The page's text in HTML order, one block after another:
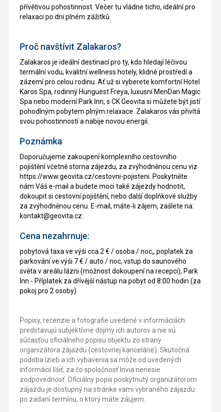
přívětivou pohostinnost. Večer tu vládne ticho, ideální pro
relaxaci po dni plném zážitků.
Proč navštívit Zalakaros?
Zalakaros je ideální destinací pro ty, kdo hledají léčivou
termální vodu, kvalitní wellness hotely, klidné prostředí a
zázemí pro celou rodinu. Ať už si vyberete komfortní Hotel
Karos Spa, rodinný Hunguest Freya, luxusní MenDan Magic
Spa nebo moderní Park Inn, s CK Geovita si můžete být jistí
pohodlným pobytem plným relaxace. Zalakaros vás přivítá
svou pohostinností a nabije novou energií.
Poznámka
Doporučujeme zakoupení komplexního cestovního
pojištění včetně storna zájezdu, za zvýhodněnou cenu viz
https://www.geovita.cz/cestovni-pojisteni. Poskytněte
nám Váš e-mail a budete moci také zájezdy hodnotit,
dokoupit si cestovní pojištění, nebo další doplňkové služby
za zvýhodněnou cenu. E-mail, máte-li zájem, zašlete na:
kontakt@geovita.cz.
Cena nezahrnuje:
pobytová taxa ve výši cca 2 € / osoba / noc,, poplatek za
parkování ve výši 7 € / auto / noc, vstup do saunového
světa v areálu lázni (možnost dokoupení na recepci), Park
Inn - Příplatek za dřívější nástup na pobyt od 8:00 hodin (za
pokoj pro 2 osoby)
Popisy, recenzie a fotografie uvedené v informáciách
predstavujú subjektívne dojmy ich autorov a nie sú
súčasťou oficiálneho popisu objektu zo strany
organizátora zájazdu (cestovnej kancelárie). Skutočná
podoba izieb a ich vybavenia sa môže od uvedených
informácií líšiť, za čo spoločnosť Invia nenesie
zodpovednosť. Oficiálny popis poskytnutý organizátorom
zájazdu je dostupný na stránke vami vybraného zájazdu
po zadaní termínu, o ktorý máte záujem.